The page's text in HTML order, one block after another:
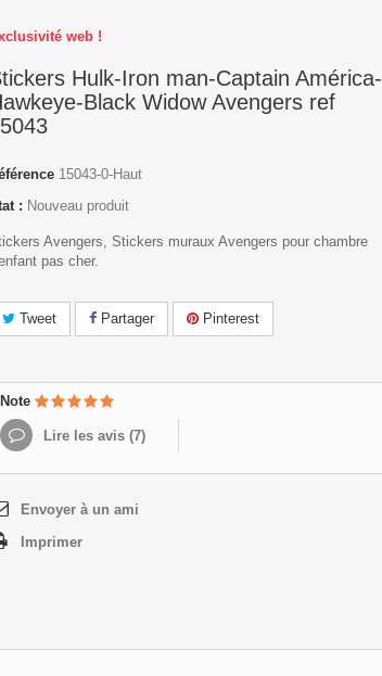
web !
Hulk-Iron man-Captain América-
Black Widow Avengers ref
15043-0-Haut
: Nouveau produit
Avengers, Stickers muraux Avengers pour chambre
pas cher.
Tweet Partager Pinterest
Note
Lire les avis (7)
Envoyer à un ami
Imprimer